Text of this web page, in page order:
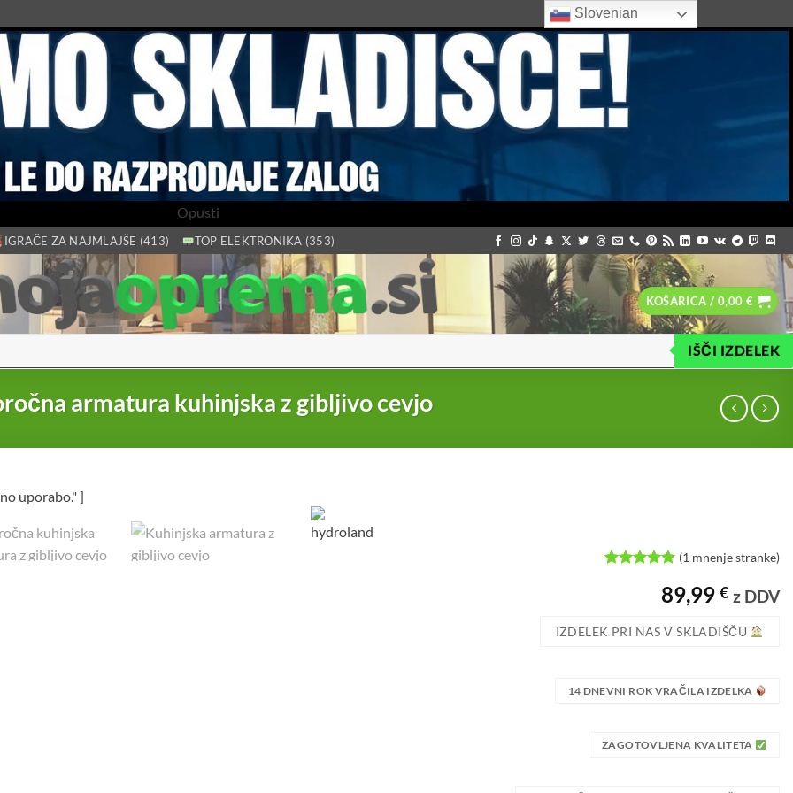
Opusti
IGRAČE ZA NAJMLAJŠE (413) TOP ELEKTRONIKA (353)
KOŠARICA / 0,00 €
IŠČI IZDELEK
armatura kuhinjska z gibljivo cevjo
od 5 na
stranke
(1 mnenje stranke)
89,99 € z DDV
IZDELEK PRI NAS V SKLADIŠČU
14 DNEVNI ROK VRAČILA IZDELKA
ZAGOTOVLJENA KVALITETA
Slovenian